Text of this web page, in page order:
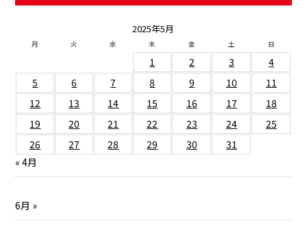
2025年5月
月 火 水 木 金 土 日
1 2 3
4
5
6 7 8 9 10
11
12
13 14 15 16 17
18
19
20 21 22 23 24
25
26
27 28 29 30
31
« 4月
6月 »